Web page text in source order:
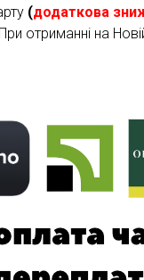
(додаткова
отриманні на